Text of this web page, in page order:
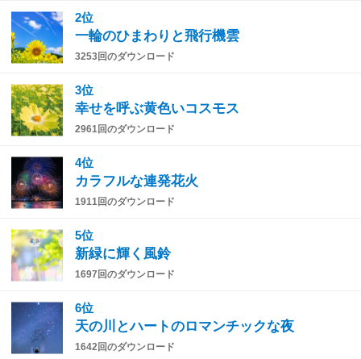
2位
一輪のひまわりと飛行機雲
3253回のダウンロード
3位
幸せを呼ぶ黄色いコスモス
2961回のダウンロード
4位
カラフルな連発花火
1911回のダウンロード
5位
新緑に輝く風鈴
1697回のダウンロード
6位
天の川とハートのロマンチックな夜
1642回のダウンロード